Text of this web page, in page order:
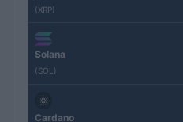
(XRP)
Solana
(SOL)
Cardano